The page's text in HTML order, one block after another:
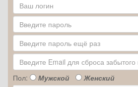
Пол: Мужской Женский